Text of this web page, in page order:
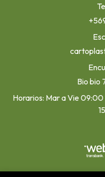
Bio bio
Horarios: Mar a Vie